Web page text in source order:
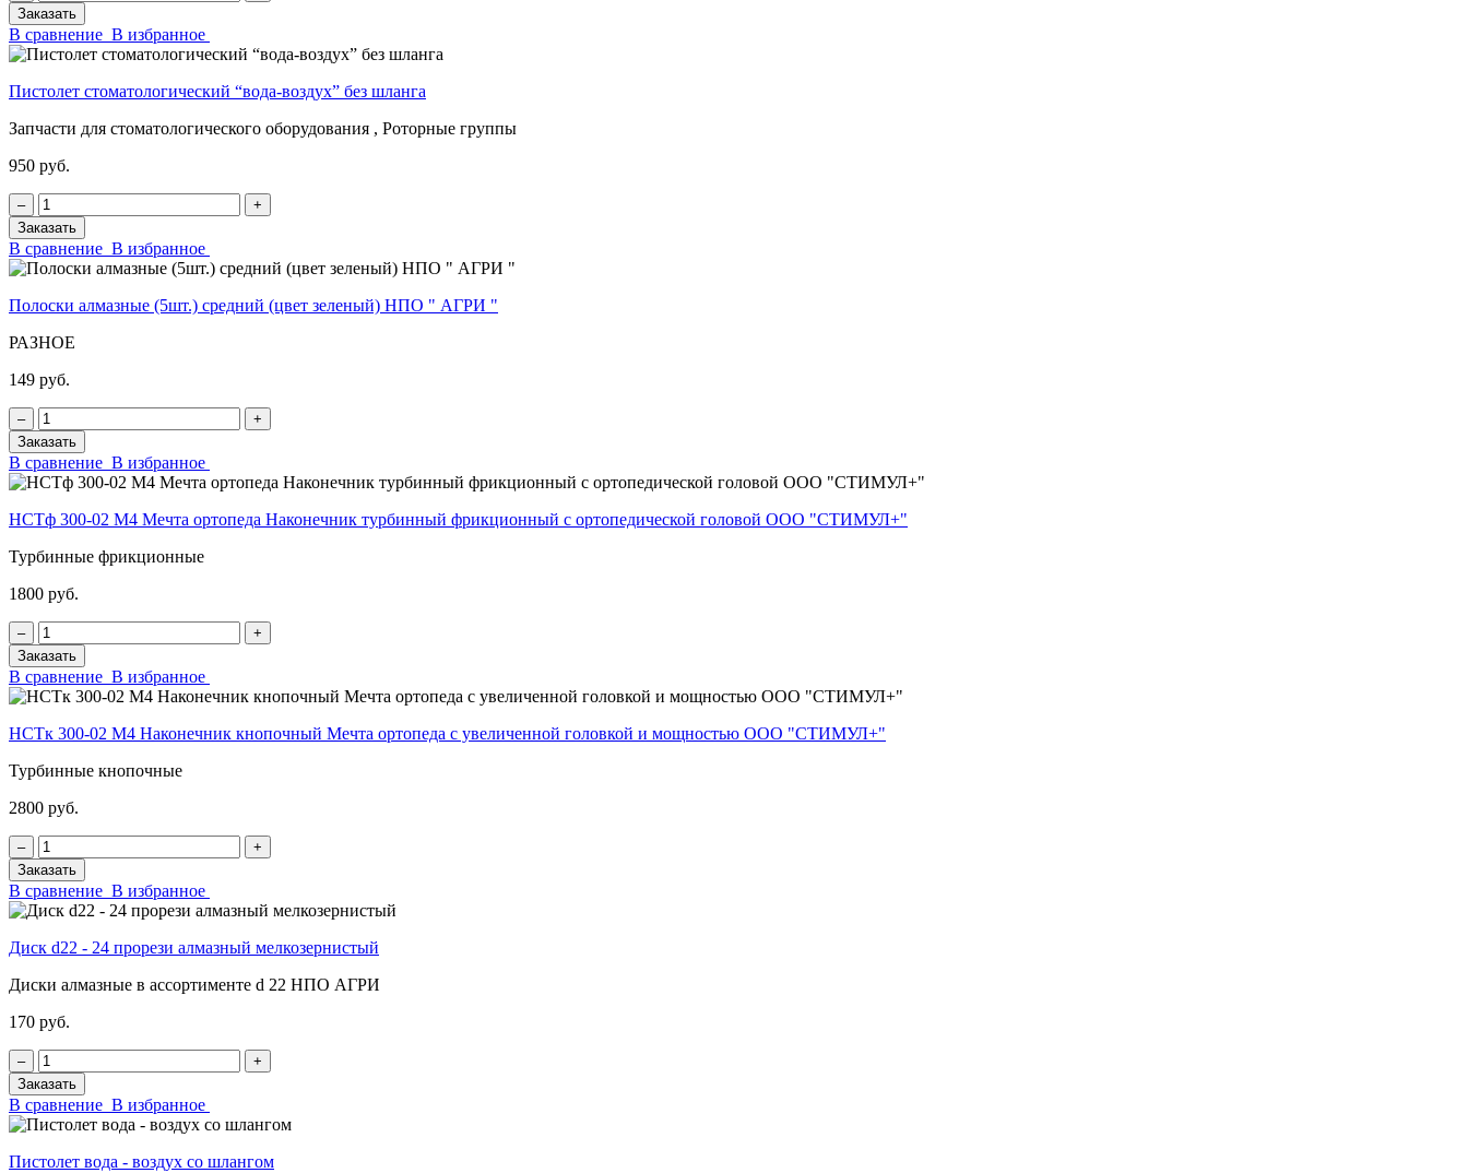
Заказать
В сравнение В избранное
Пистолет стоматологический “вода-воздух” без шланга
Запчасти для стоматологического оборудования , Роторные группы
950 руб.
‒
+
Заказать
В сравнение В избранное
Полоски алмазные (5шт.) средний (цвет зеленый) НПО " АГРИ "
РАЗНОЕ
149 руб.
‒
+
Заказать
В сравнение В избранное
НСТф 300-02 М4 Мечта ортопеда Наконечник турбинный фрикционный с ортопедической головой ООО "СТИМУЛ+"
Турбинные фрикционные
1800 руб.
‒
+
Заказать
В сравнение В избранное
НСТк 300-02 М4 Наконечник кнопочный Мечта ортопеда с увеличенной головкой и мощностью ООО "СТИМУЛ+"
Турбинные кнопочные
2800 руб.
‒
+
Заказать
В сравнение В избранное
Диск d22 - 24 прорези алмазный мелкозернистый
Диски алмазные в ассортименте d 22 НПО АГРИ
170 руб.
‒
+
Заказать
В сравнение В избранное
Пистолет вода - воздух со шлангом